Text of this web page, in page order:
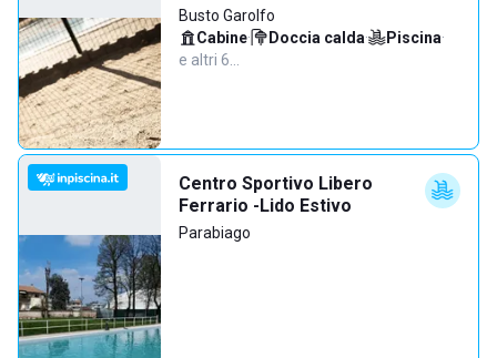
Busto Garolfo
Cabine· Doccia calda· Piscina·
e altri 6…
Centro Sportivo Libero
Ferrario -Lido Estivo
Parabiago